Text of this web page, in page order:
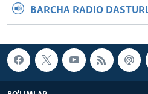
BARCHA RADIO